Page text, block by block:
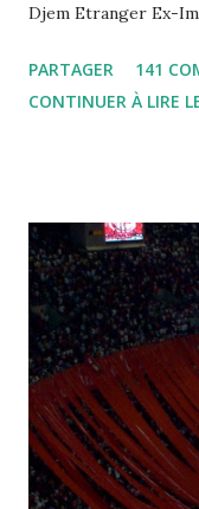
Djem Etranger Ex-
Leila fi amarikia
dire Mouch ex
PARTAGER
141
CONTINUER À LIRE